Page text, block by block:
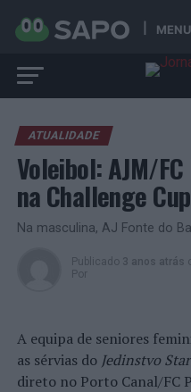
MENU
ATUALIDADE
Voleibol: AJM/
na Challenge
Na masculina, AJ Fonte do
Publicado 3 anos atrás
Por
A equipa de seniores
as sérvias do Jedinstvo
direto no Porto Canal/FC